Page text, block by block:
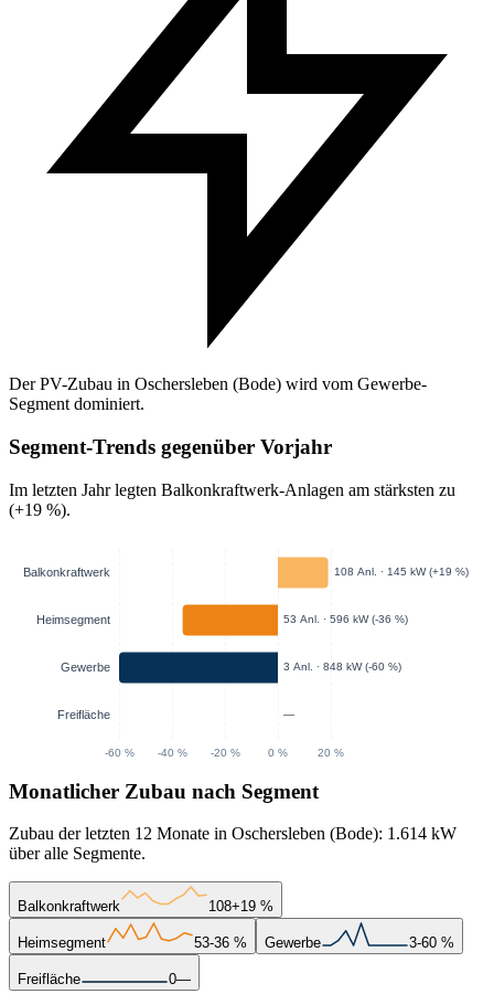
Der PV-Zubau in Oschersleben (Bode) wird vom Gewerbe-
Segment dominiert.
Segment-Trends gegenüber Vorjahr
Im letzten Jahr legten Balkonkraftwerk-Anlagen am stärksten zu
(+19 %).
Monatlicher Zubau nach Segment
Zubau der letzten 12 Monate in Oschersleben (Bode): 1.614 kW
über alle Segmente.
Balkonkraftwerk 108+19 %
Heimsegment 53-36 % Gewerbe 3-60 %
Freifläche 0—